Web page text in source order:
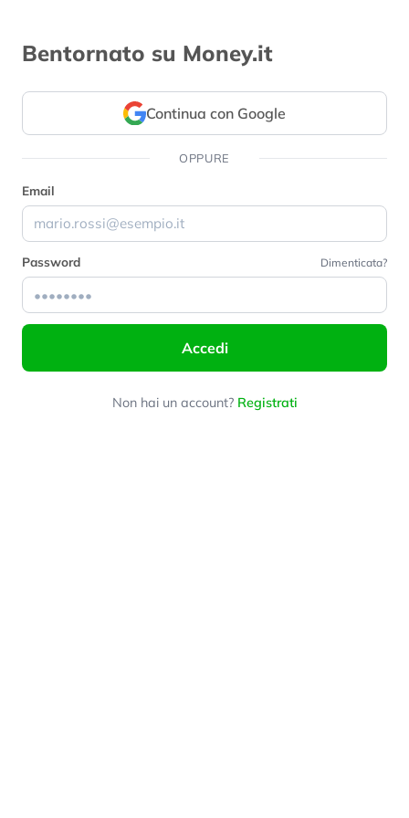
Bentornato su Money.it
Continua con Google
OPPURE
Email
Password Dimenticata?
Accedi
Non hai un account? Registrati